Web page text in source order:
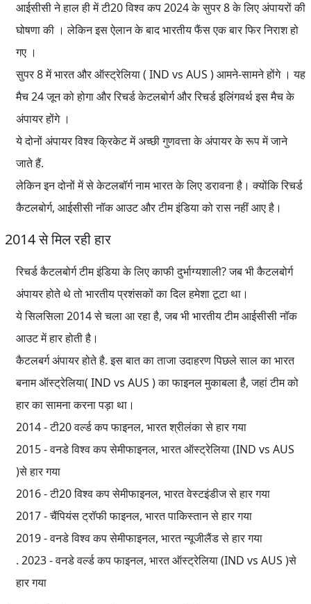
आईसीसी ने हाल ही में टी20 विश्व कप 2024 के सुपर 8 के लिए अंपायरों की
घोषणा की । लेकिन इस ऐलान के बाद भारतीय फैंस एक बार फिर निराश हो
गए ।
सुपर 8 में भारत और ऑस्ट्रेलिया ( IND vs AUS ) आमने-सामने होंगे । यह
मैच 24 जून को होगा और रिचर्ड केटलबोर्ग और रिचर्ड इलिंगवर्थ इस मैच के
अंपायर होंगे ।
ये दोनों अंपायर विश्व क्रिकेट में अच्छी गुणवत्ता के अंपायर के रूप में जाने
जाते हैं.
लेकिन इन दोनों में से केटलबॉर्ग नाम भारत के लिए डरावना है। क्योंकि रिचर्ड
कैटलबोर्ग, आईसीसी नॉक आउट और टीम इंडिया को रास नहीं आए है।
2014 से मिल रही हार
रिचर्ड कैटलबोर्ग टीम इंडिया के लिए काफी दुर्भाग्यशाली? जब भी कैटलबोर्ग
अंपायर होते थे तो भारतीय प्रशंसकों का दिल हमेशा टूटा था।
ये सिलसिला 2014 से चला आ रहा है, जब भी भारतीय टीम आईसीसी नॉक
आउट में हार होती है।
कैटलबर्ग अंपायर होते है. इस बात का ताजा उदाहरण पिछले साल का भारत
बनाम ऑस्ट्रेलिया( IND vs AUS ) का फाइनल मुकाबला है, जहां टीम को
हार का सामना करना पड़ा था।
2014 - टी20 वर्ल्ड कप फाइनल, भारत श्रीलंका से हार गया
2015 - वनडे विश्व कप सेमीफाइनल, भारत ऑस्ट्रेलिया (IND vs AUS
)से हार गया
2016 - टी20 विश्व कप सेमीफाइनल, भारत वेस्टइंडीज से हार गया
2017 - चैंपियंस ट्रॉफी फाइनल, भारत पाकिस्तान से हार गया
2019 - वनडे विश्व कप सेमीफाइनल, भारत न्यूजीलैंड से हार गया
. 2023 - वनडे वर्ल्ड कप फाइनल, भारत ऑस्ट्रेलिया (IND vs AUS )से
हार गया